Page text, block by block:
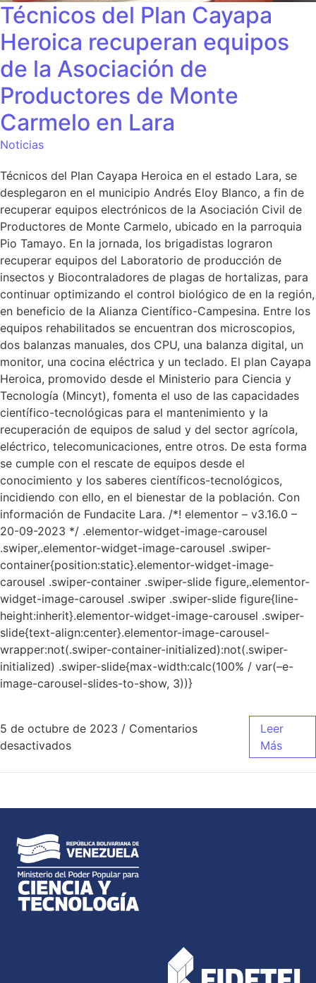
Técnicos del Plan Cayapa
Heroica recuperan equipos
de la Asociación de
Productores de Monte
Carmelo en Lara
Noticias
Técnicos del Plan Cayapa Heroica en el estado Lara, se
desplegaron en el municipio Andrés Eloy Blanco, a fin de
recuperar equipos electrónicos de la Asociación Civil de
Productores de Monte Carmelo, ubicado en la parroquia
Pio Tamayo. En la jornada, los brigadistas lograron
recuperar equipos del Laboratorio de producción de
insectos y Biocontraladores de plagas de hortalizas, para
continuar optimizando el control biológico de en la región,
en beneficio de la Alianza Científico-Campesina. Entre los
equipos rehabilitados se encuentran dos microscopios,
dos balanzas manuales, dos CPU, una balanza digital, un
monitor, una cocina eléctrica y un teclado. El plan Cayapa
Heroica, promovido desde el Ministerio para Ciencia y
Tecnología (Mincyt), fomenta el uso de las capacidades
científico-tecnológicas para el mantenimiento y la
recuperación de equipos de salud y del sector agrícola,
eléctrico, telecomunicaciones, entre otros. De esta forma
se cumple con el rescate de equipos desde el
conocimiento y los saberes científicos-tecnológicos,
incidiendo con ello, en el bienestar de la población. Con
información de Fundacite Lara. /*! elementor – v3.16.0 –
20-09-2023 */ .elementor-widget-image-carousel
.swiper,.elementor-widget-image-carousel .swiper-
container{position:static}.elementor-widget-image-
carousel .swiper-container .swiper-slide figure,.elementor-
widget-image-carousel .swiper .swiper-slide figure{line-
height:inherit}.elementor-widget-image-carousel .swiper-
slide{text-align:center}.elementor-image-carousel-
wrapper:not(.swiper-container-initialized):not(.swiper-
initialized) .swiper-slide{max-width:calc(100% / var(–e-
image-carousel-slides-to-show, 3))}
5 de octubre de 2023 / Comentarios
desactivados
Leer
Más